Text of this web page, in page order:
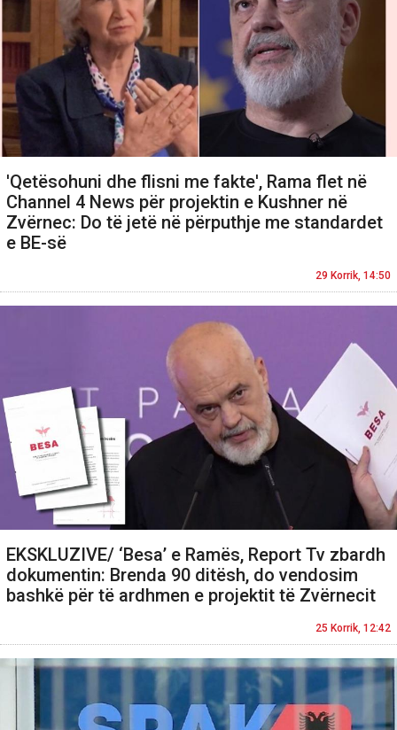
'Qetësohuni dhe flisni me fakte', Rama flet në
Channel 4 News për projektin e Kushner në
Zvërnec: Do të jetë në përputhje me standardet
e BE-së
29 Korrik, 14:50
EKSKLUZIVE/ ‘Besa’ e Ramës, Report Tv zbardh
dokumentin: Brenda 90 ditësh, do vendosim
bashkë për të ardhmen e projektit të Zvërnecit
25 Korrik, 12:42